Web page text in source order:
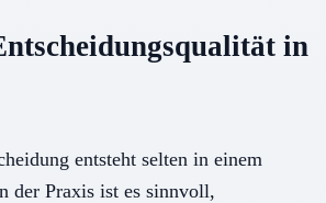
in
entsteht selten in einem
der Praxis ist es sinnvoll,